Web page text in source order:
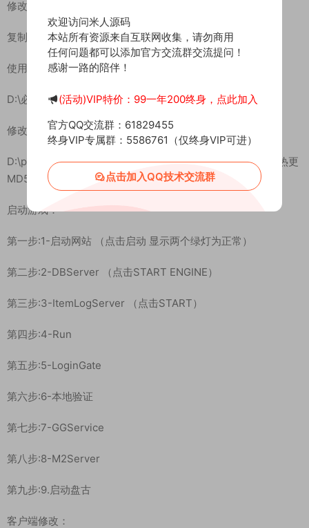
修改后
复制修改过的压缩包，放到D:\必备\热更文件\res
使用
D:\必备\战神热更工具 获取MD5值和大小值
修改
D:\phpStudy\WWW\project.manifest 替换文件里面对应得热更
MD5值和大小值
启动游戏：
第一步:1-启动网站 （点击启动 显示两个绿灯为正常）
第二步:2-DBServer （点击START ENGINE）
第三步:3-ItemLogServer （点击START）
第四步:4-Run
第五步:5-LoginGate
第六步:6-本地验证
第七步:7-GGService
第八步:8-M2Server
第九步:9.启动盘古
客户端修改：
欢迎访问米人源码
本站所有资源来自互联网收集，请勿商用
任何问题都可以添加官方交流群交流提问！
感谢一路的陪伴！
(活动)VIP特价：99一年200终身，点此加入
官方QQ交流群：61829455
终身VIP专属群：5586761（仅终身VIP可进）
点击加入QQ技术交流群